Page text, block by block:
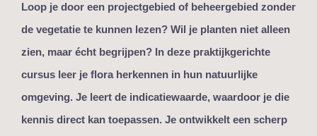
Loop je door een projectgebied of beheergebied zonder
de vegetatie te kunnen lezen? Wil je planten niet alleen
zien, maar écht begrijpen? In deze praktijkgerichte
cursus leer je flora herkennen in hun natuurlijke
omgeving. Je leert de indicatiewaarde, waardoor je die
kennis direct kan toepassen. Je ontwikkelt een scherp